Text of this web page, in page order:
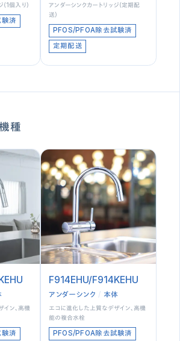
1個入り）
済
アンダーシンクカートリッジ（定期配
送）
PFOS/PFOA除去試験済
定期配送
種
ン、高機
済
F914EHU/F914KEHU
アンダーシンク 本体
エコに進化した上質なデザイン、高機
能の複合水栓
PFOS/PFOA除去試験済